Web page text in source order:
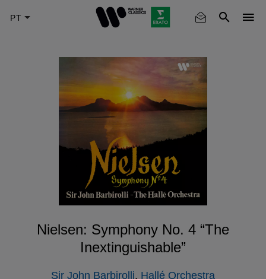
Nielsen: Symphony No. 4 “The
Inextinguishable”
Sir John Barbirolli, Hallé Orchestra